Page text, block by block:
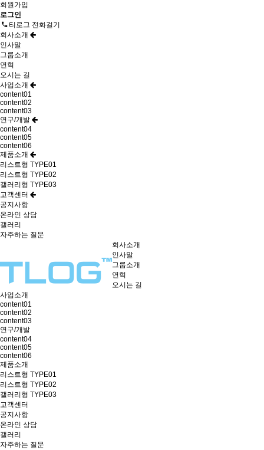
회원가입
로그인
티로그 전화걸기
회사소개
인사말
그룹소개
연혁
오시는 길
사업소개
content01
content02
content03
연구/개발
content04
content05
content06
제품소개
리스트형 TYPE01
리스트형 TYPE02
갤러리형 TYPE03
고객센터
공지사항
온라인 상담
갤러리
자주하는 질문
회사소개
인사말
그룹소개
연혁
오시는 길
사업소개
content01
content02
content03
연구/개발
content04
content05
content06
제품소개
리스트형 TYPE01
리스트형 TYPE02
갤러리형 TYPE03
고객센터
공지사항
온라인 상담
갤러리
자주하는 질문